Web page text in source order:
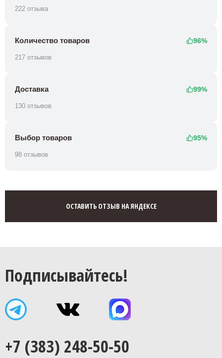
222 отзыва
Количество товаров 96%
217 отзывов
Доставка 99%
130 отзывов
Выбор товаров 95%
98 отзывов
ОСТАВИТЬ ОТЗЫВ НА ЯНДЕКСЕ
Подписывайтесь!
+7 (383) 248-50-50